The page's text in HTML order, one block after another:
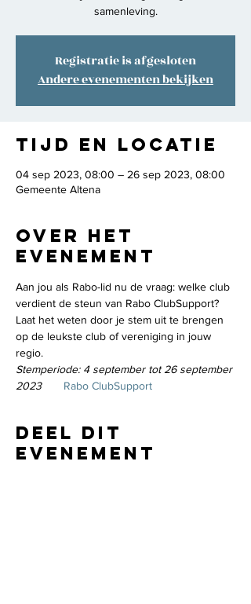
samenleving.
Registratie is afgesloten
Andere evenementen bekijken
Tijd en locatie
04 sep 2023, 08:00 – 26 sep 2023, 08:00
Gemeente Altena
Over het
evenement
Aan jou als Rabo-lid nu de vraag: welke club
verdient de steun van Rabo ClubSupport?
Laat het weten door je stem uit te brengen
op de leukste club of vereniging in jouw
regio.
Stemperiode: 4 september tot 26 september
2023 Rabo ClubSupport
Deel dit
evenement